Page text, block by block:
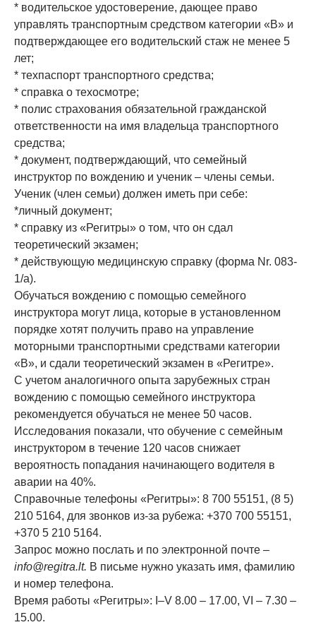
* водительское удостоверение, дающее право
управлять транспортным средством категории «В» и
подтверждающее его водительский стаж не менее 5
лет;
* техпаспорт транспортного средства;
* справка о техосмотре;
* полис страхования обязательной гражданской
ответственности на имя владельца транспортного
средства;
* документ, подтверждающий, что семейный
инструктор по вождению и ученик – члены семьи.
Ученик (член семьи) должен иметь при себе:
*личный документ;
* справку из «Регитры» о том, что он сдал
теоретический экзамен;
* действующую медицинскую справку (форма Nr. 083-
1/a).
Обучаться вождению с помощью семейного
инструктора могут лица, которые в установленном
порядке хотят получить право на управление
моторными транспортными средствами категории
«В», и сдали теоретический экзамен в «Регитре».
С учетом аналогичного опыта зарубежных стран
вождению с помощью семейного инструктора
рекомендуется обучаться не менее 50 часов.
Исследования показали, что обучение с семейным
инструктором в течение 120 часов снижает
вероятность попадания начинающего водителя в
аварии на 40%.
Справочные телефоны «Регитры»: 8 700 55151, (8 5)
210 5164, для звонков из-за рубежа: +370 700 55151,
+370 5 210 5164.
Запрос можно послать и по электронной почте –
info@regitra.lt. В письме нужно указать имя, фамилию
и номер телефона.
Время работы «Регитры»: I–V 8.00 – 17.00, VI – 7.30 –
15.00.